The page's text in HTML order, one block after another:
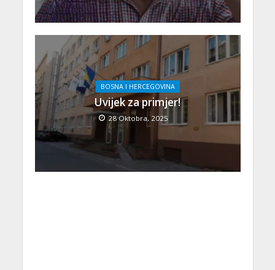
BOSNA I HERCEGOVINA
Uvijek za primjer!
28 Oktobra, 2025